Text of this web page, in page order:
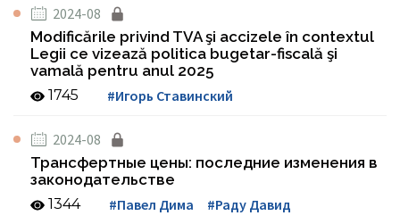
2024-08
Modificările privind TVA şi accizele în contextul
Legii ce vizează politica bugetar-fiscală şi
vamală pentru anul 2025
1745 #Игорь Ставинский
2024-08
Трансфертные цены: последние изменения в
законодательстве
1344 #Павел Дима #Раду Давид